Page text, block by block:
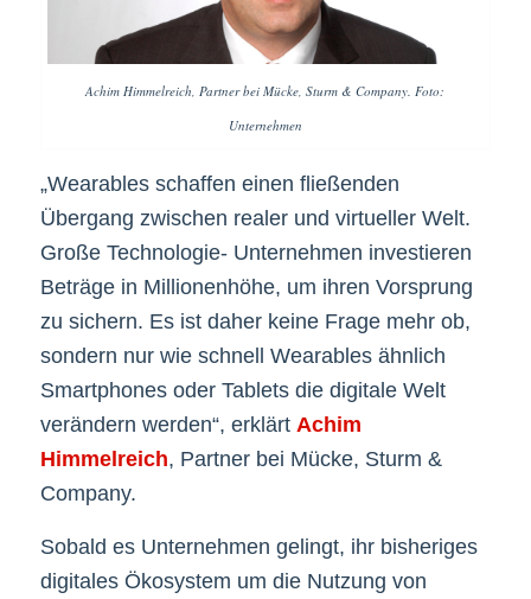
Achim Himmelreich, Partner bei Mücke, Sturm & Company. Foto:
Unternehmen
„Wearables schaffen einen fließenden
Übergang zwischen realer und virtueller Welt.
Große Technologie- Unternehmen investieren
Beträge in Millionenhöhe, um ihren Vorsprung
zu sichern. Es ist daher keine Frage mehr ob,
sondern nur wie schnell Wearables ähnlich
Smartphones oder Tablets die digitale Welt
verändern werden“, erklärt Achim
Himmelreich, Partner bei Mücke, Sturm &
Company.
Sobald es Unternehmen gelingt, ihr bisheriges
digitales Ökosystem um die Nutzung von